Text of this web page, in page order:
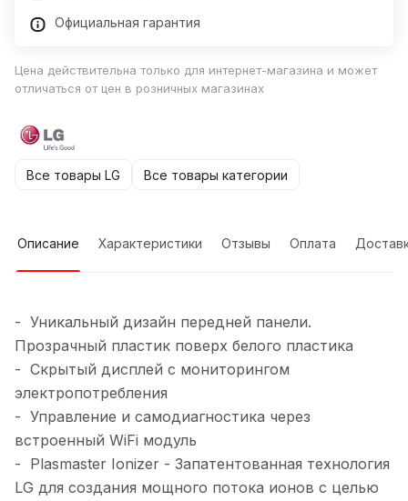
Официальная гарантия
Цена действительна только для интернет-магазина и может
отличаться от цен в розничных магазинах
Все товары LG Все товары категории
Описание Характеристики Отзывы Оплата
- Уникальный дизайн передней панели.
Прозрачный пластик поверх белого пластика
- Скрытый дисплей с мониторингом
электропотребления
- Управление и самодиагностика через
встроенный WiFi модуль
- Plasmaster Ionizer - Запатентованная технология
LG для создания мощного потока ионов с целью